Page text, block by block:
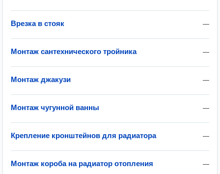
—
Врезка в стояк
—
Монтаж сантехнического тройника
—
Монтаж джакузи
—
Монтаж чугунной ванны
—
Крепление кронштейнов для радиатора
—
Монтаж короба на радиатор отопления